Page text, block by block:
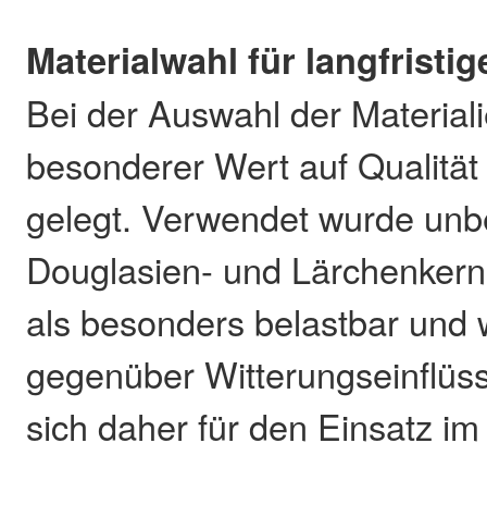
Materialwahl für
Bei der Auswahl der
besonderer Wert auf
gelegt. Verwendet wurde
Douglasien- und
als besonders belastbar und
gegenüber
sich daher für den Einsatz